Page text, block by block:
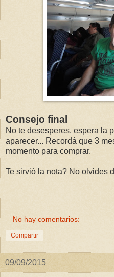
Consejo final
No te desesperes, espera la
aparecer... Recordá que 3
momento para comprar.
Te sirvió la nota? No olvides
No hay comentarios:
Compartir
09/09/2015